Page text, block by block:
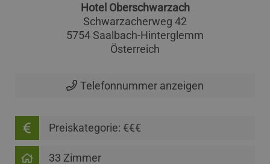
Hotel Oberschwarzach
Schwarzacherweg 42
5754 Saalbach-Hinterglemm
Österreich
Telefonnummer anzeigen
Preiskategorie: €€€
33 Zimmer